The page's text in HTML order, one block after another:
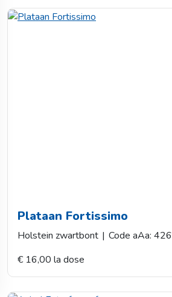
Plataan Fortissimo
Holstein zwartbont | Code aAa: 426
€ 16,00 la dose